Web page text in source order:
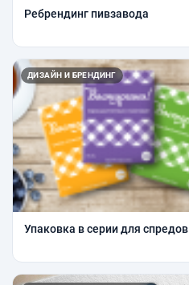
Ребрендинг пивзавода
ДИЗАЙН И БРЕНДИНГ
Упаковка в серии для спредов